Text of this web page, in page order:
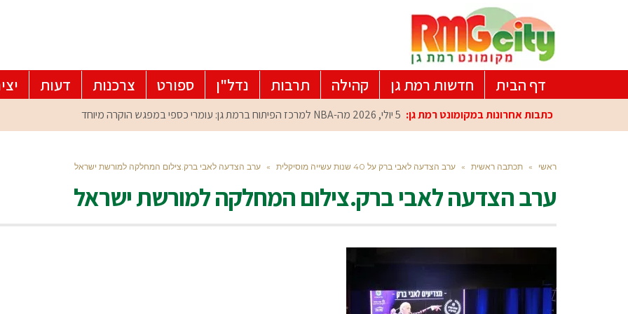
דף הבית חדשות רמת גן קהילה תרבות נדל"ן ספורט צרכנות דעות
כתבות אחרונות במקומונט רמת גן: 5 יולי, 2026 מה-NBA למרכז הפיתוח ברמת גן: עומרי כספי במפגש הוקרה מיוחד
ראשי » תכתבה ראשית » ערב הצדעה לאבי ברק על 40 שנות עשייה מוסיקלית » ערב הצדעה לאבי ברק.צילום המחלקה למורשת ישראל
ערב הצדעה לאבי ברק.צילום המחלקה למורשת ישראל